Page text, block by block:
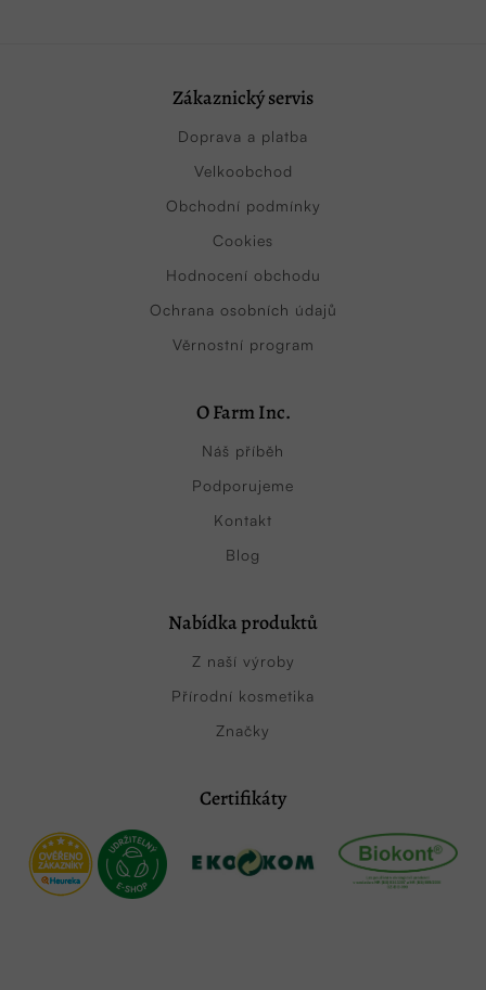
Zákaznický servis
Doprava a platba
Velkoobchod
Obchodní podmínky
Cookies
Hodnocení obchodu
Ochrana osobních údajů
Věrnostní program
O Farm Inc.
Náš příběh
Podporujeme
Kontakt
Blog
Nabídka produktů
Z naší výroby
Přírodní kosmetika
Značky
Certifikáty